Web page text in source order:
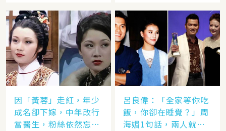
因「黃蓉」走紅，年少
成名卻下嫁，中年改行
當醫生，粉絲依然忘不
呂良偉：「全家等你吃
飯，你卻在睡覺？」周
海媚1句話，兩人就此